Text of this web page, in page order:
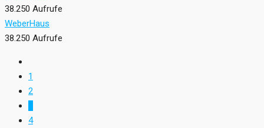
38.250 Aufrufe
WeberHaus
38.250 Aufrufe
1
2
4